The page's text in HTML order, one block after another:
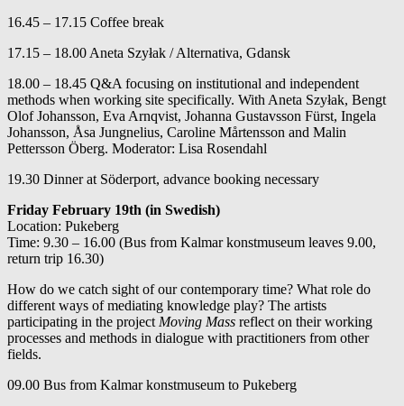
16.45 – 17.15 Coffee break
17.15 – 18.00 Aneta Szyłak / Alternativa, Gdansk
18.00 – 18.45 Q&A focusing on institutional and independent
methods when working site specifically. With Aneta Szyłak, Bengt
Olof Johansson, Eva Arnqvist, Johanna Gustavsson Fürst, Ingela
Johansson, Åsa Jungnelius, Caroline Mårtensson and Malin
Pettersson Öberg. Moderator: Lisa Rosendahl
19.30 Dinner at Söderport, advance booking necessary
Friday February 19th (in Swedish)
Location: Pukeberg
Time: 9.30 – 16.00 (Bus from Kalmar konstmuseum leaves 9.00,
return trip 16.30)
How do we catch sight of our contemporary time? What role do
different ways of mediating knowledge play? The artists
participating in the project Moving Mass reflect on their working
processes and methods in dialogue with practitioners from other
fields.
09.00 Bus from Kalmar konstmuseum to Pukeberg